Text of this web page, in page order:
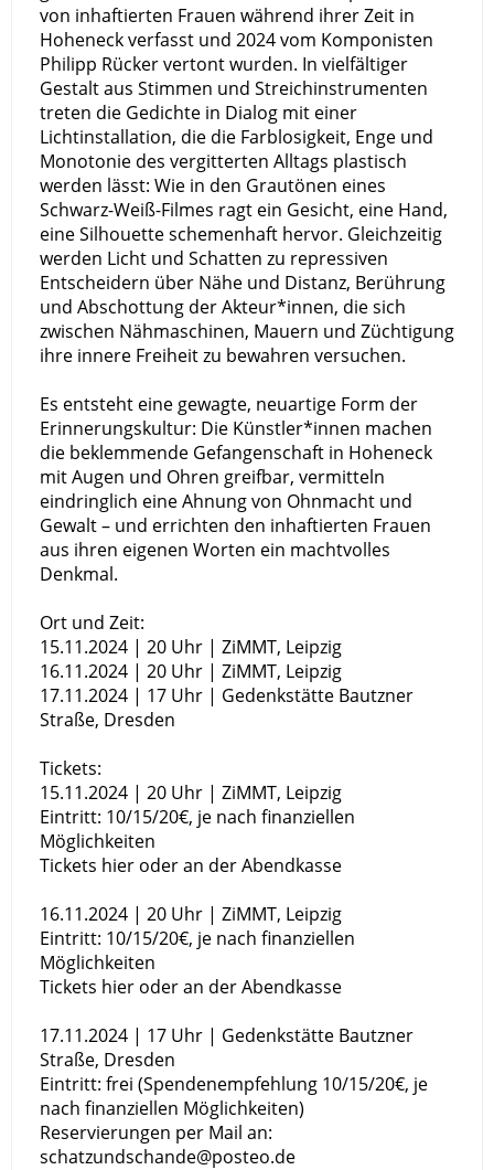
von inhaftierten Frauen während ihrer Zeit in
Hoheneck verfasst und 2024 vom Komponisten
Philipp Rücker vertont wurden. In vielfältiger
Gestalt aus Stimmen und Streichinstrumenten
treten die Gedichte in Dialog mit einer
Lichtinstallation, die die Farblosigkeit, Enge und
Monotonie des vergitterten Alltags plastisch
werden lässt: Wie in den Grautönen eines
Schwarz-Weiß-Filmes ragt ein Gesicht, eine Hand,
eine Silhouette schemenhaft hervor. Gleichzeitig
werden Licht und Schatten zu repressiven
Entscheidern über Nähe und Distanz, Berührung
und Abschottung der Akteur*innen, die sich
zwischen Nähmaschinen, Mauern und Züchtigung
ihre innere Freiheit zu bewahren versuchen.
Es entsteht eine gewagte, neuartige Form der
Erinnerungskultur: Die Künstler*innen machen
die beklemmende Gefangenschaft in Hoheneck
mit Augen und Ohren greifbar, vermitteln
eindringlich eine Ahnung von Ohnmacht und
Gewalt – und errichten den inhaftierten Frauen
aus ihren eigenen Worten ein machtvolles
Denkmal.
Ort und Zeit:
15.11.2024 | 20 Uhr | ZiMMT, Leipzig
16.11.2024 | 20 Uhr | ZiMMT, Leipzig
17.11.2024 | 17 Uhr | Gedenkstätte Bautzner
Straße, Dresden
Tickets:
15.11.2024 | 20 Uhr | ZiMMT, Leipzig
Eintritt: 10/15/20€, je nach finanziellen
Möglichkeiten
Tickets hier oder an der Abendkasse
16.11.2024 | 20 Uhr | ZiMMT, Leipzig
Eintritt: 10/15/20€, je nach finanziellen
Möglichkeiten
Tickets hier oder an der Abendkasse
17.11.2024 | 17 Uhr | Gedenkstätte Bautzner
Straße, Dresden
Eintritt: frei (Spendenempfehlung 10/15/20€, je
nach finanziellen Möglichkeiten)
Reservierungen per Mail an:
schatzundschande@posteo.de